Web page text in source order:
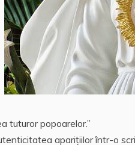
tuturor popoarelor.”
aparițiilor într-o